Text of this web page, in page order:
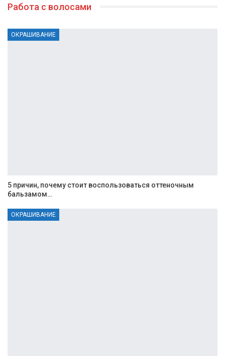
Работа с волосами
ОКРАШИВАНИЕ
5 причин, почему стоит воспользоваться оттеночным
бальзамом…
ОКРАШИВАНИЕ